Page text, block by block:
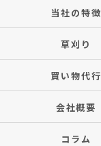
当社の特徴
草刈り
買い物代行
会社概要
コラム